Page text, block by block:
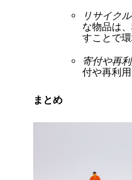
リサイク
な物品は
すことで環
寄付や再
付や再利
まとめ